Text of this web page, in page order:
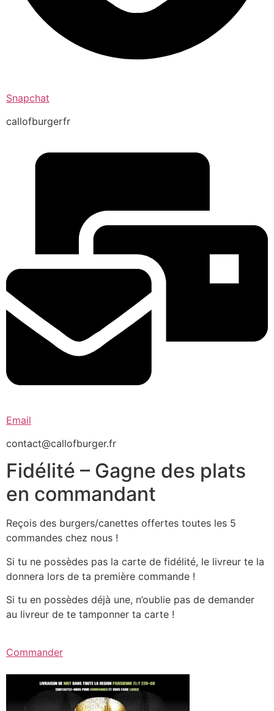
Snapchat
callofburgerfr
Email
contact@callofburger.fr
Fidélité – Gagne des plats
en commandant
Reçois des burgers/canettes offertes toutes les 5
commandes chez nous !
Si tu ne possèdes pas la carte de fidélité, le livreur te la
donnera lors de ta première commande !
Si tu en possèdes déjà une, n’oublie pas de demander
au livreur de te tamponner ta carte !
Commander